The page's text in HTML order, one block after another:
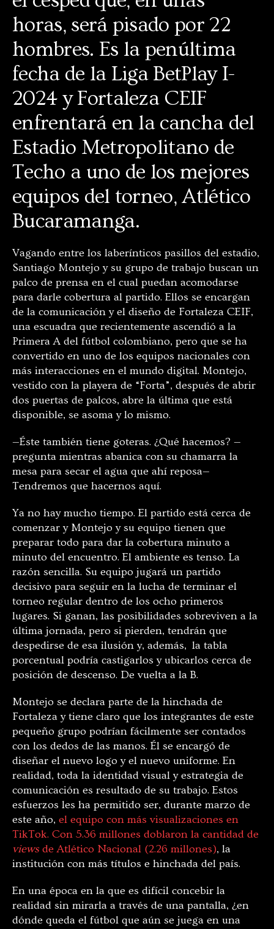
horas, será pisado por 22
hombres. Es la penúltima
fecha de la Liga BetPlay I-
2024 y Fortaleza CEIF
enfrentará en la cancha del
Estadio Metropolitano de
Techo a uno de los mejores
equipos del torneo, Atlético
Bucaramanga.
Vagando entre los laberínticos pasillos del estadio,
Santiago Montejo y su grupo de trabajo buscan un
palco de prensa en el cual puedan acomodarse
para darle cobertura al partido. Ellos se encargan
de la comunicación y el diseño de Fortaleza CEIF,
una escuadra que recientemente ascendió a la
Primera A del fútbol colombiano, pero que se ha
convertido en uno de los equipos nacionales con
más interacciones en el mundo digital. Montejo,
vestido con la playera de “Forta”, después de abrir
dos puertas de palcos, abre la última que está
disponible, se asoma y lo mismo.
—Éste también tiene goteras. ¿Qué hacemos? —
pregunta mientras abanica con su chamarra la
mesa para secar el agua que ahí reposa—
Tendremos que hacernos aquí.
Ya no hay mucho tiempo. El partido está cerca de
comenzar y Montejo y su equipo tienen que
preparar todo para dar la cobertura minuto a
minuto del encuentro. El ambiente es tenso. La
razón sencilla. Su equipo jugará un partido
decisivo para seguir en la lucha de terminar el
torneo regular dentro de los ocho primeros
lugares. Si ganan, las posibilidades sobreviven a la
última jornada, pero si pierden, tendrán que
despedirse de esa ilusión y, además, la tabla
porcentual podría castigarlos y ubicarlos cerca de
posición de descenso. De vuelta a la B.
Montejo se declara parte de la hinchada de
Fortaleza y tiene claro que los integrantes de este
pequeño grupo podrían fácilmente ser contados
con los dedos de las manos. Él se encargó de
diseñar el nuevo logo y el nuevo uniforme. En
realidad, toda la identidad visual y estrategia de
comunicación es resultado de su trabajo. Estos
esfuerzos les ha permitido ser, durante marzo de
este año, el equipo con más visualizaciones en
TikTok. Con 5.36 millones doblaron la cantidad de
views de Atlético Nacional (2.26 millones), la
institución con más títulos e hinchada del país.
En una época en la que es difícil concebir la
realidad sin mirarla a través de una pantalla, ¿en
dónde queda el fútbol que aún se juega en una